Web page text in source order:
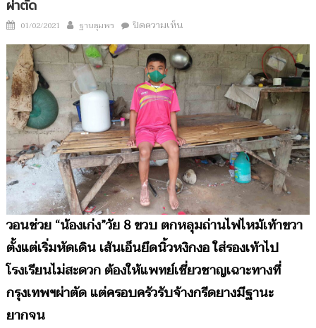
ผ่าตัด
Posted
01/02/2021 Author
ฐานชุมพร ปิดความเห็นบน
น้อง
ด้วย
ตกหลุม
ถ่าน
นิ้ว
เท้า
หงิก
งอ
เดิน
ลำบาก
ไม่มี
เงิน
ผ่าตัด
วอนช่วย “น้องเก่ง”วัย 8 ขวบ ตกหลุมถ่านไฟไหม้เท้าขวา
ตั้งแต่เริ่มหัดเดิน เส้นเอ็นยึดนิ้วหงิกงอ ใส่รองเท้าไป
โรงเรียนไม่สะดวก ต้องให้แพทย์เชี่ยวชาญเฉาะทางที่
กรุงเทพฯผ่าตัด แต่ครอบครัวรับจ้างกรีดยางมีฐานะ
ยากจน